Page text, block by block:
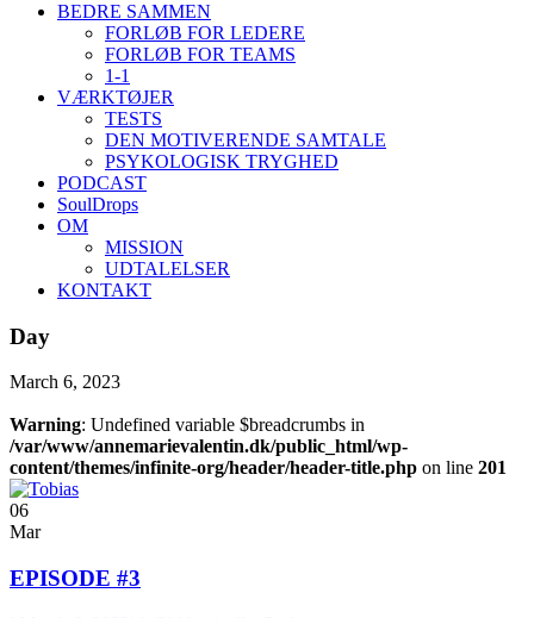
BEDRE SAMMEN
FORLØB FOR LEDERE
FORLØB FOR TEAMS
1-1
VÆRKTØJER
TESTS
DEN MOTIVERENDE SAMTALE
PSYKOLOGISK TRYGHED
PODCAST
SoulDrops
OM
MISSION
UDTALELSER
KONTAKT
Day
March 6, 2023
Warning: Undefined variable $breadcrumbs in
/var/www/annemarievalentin.dk/public_html/wp-
content/themes/infinite-org/header/header-title.php on line 201
06
Mar
EPISODE #3